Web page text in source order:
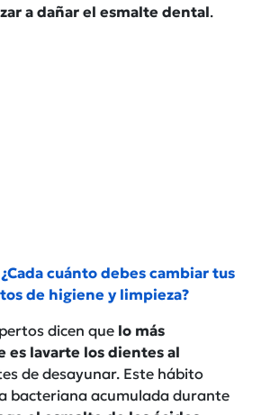
a dañar el esmalte dental.
¿Cada cuánto debes cambiar tus
de higiene y limpieza?
dicen que lo más
es lavarte los dientes al
de desayunar. Este hábito
bacteriana acumulada durante